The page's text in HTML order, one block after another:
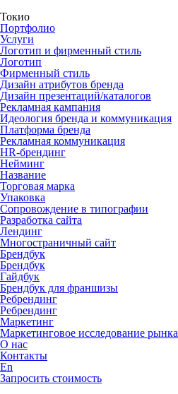
Токио
Портфолио
Услуги
Логотип и фирменный стиль
Логотип
Фирменный стиль
Дизайн атрибутов бренда
Дизайн презентаций/каталогов
Рекламная кампания
Идеология бренда и коммуникация
Платформа бренда
Рекламная коммуникация
HR-брендинг
Нейминг
Название
Торговая марка
Упаковка
Сопровождение в типографии
Разработка сайта
Лендинг
Многостраничный сайт
Брендбук
Брендбук
Гайдбук
Брендбук для франшизы
Ребрендинг
Ребрендинг
Маркетинг
Маркетинговое исследование рынка
О нас
Контакты
En
Запросить стоимость